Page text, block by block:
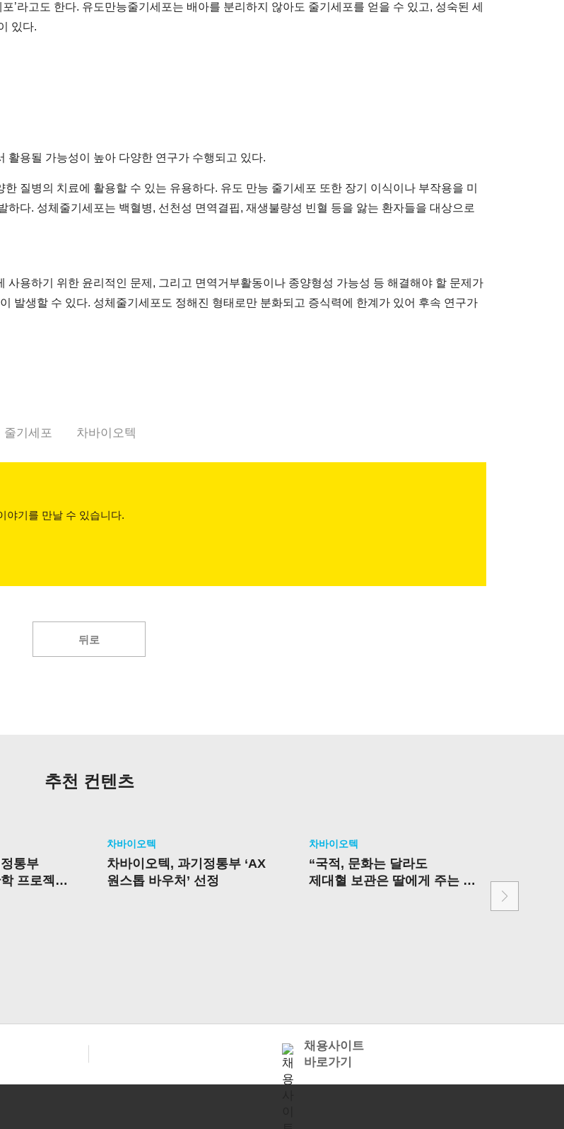
’라고도 한다. 유도만능줄기세포는 배아를 분리하지 않아도 줄기세포를 얻을 수 있고, 성숙된 세
있다.
활용될 가능성이 높아 다양한 연구가 수행되고 있다.
질병의 치료에 활용할 수 있는 유용하다. 유도 만능 줄기세포 또한 장기 이식이나 부작용을 미
다. 성체줄기세포는 백혈병, 선천성 면역결핍, 재생불량성 빈혈 등을 앓는 환자들을 대상으로
용하기 위한 윤리적인 문제, 그리고 면역거부활동이나 종양형성 가능성 등 해결해야 할 문제가
발생할 수 있다. 성체줄기세포도 정해진 형태로만 분화되고 증식력에 한계가 있어 후속 연구가
줄기세포 차바이오텍
야기를 만날 수 있습니다.
뒤로
추천 컨텐츠
통부
프로젝트’
차바이오텍
차바이오텍, 과기정통부 ‘AX
원스톱 바우처’ 선정
차바이오텍
“국적, 문화는 달라도
제대혈 보관은 딸에게 주는
함께
채용사이트
바로가기